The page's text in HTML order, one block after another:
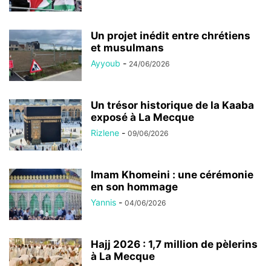
Un projet inédit entre chrétiens
et musulmans
Ayyoub - 24/06/2026
Un trésor historique de la Kaaba
exposé à La Mecque
Rizlene - 09/06/2026
Imam Khomeini : une cérémonie
en son hommage
Yannis - 04/06/2026
Hajj 2026 : 1,7 million de pèlerins
à La Mecque